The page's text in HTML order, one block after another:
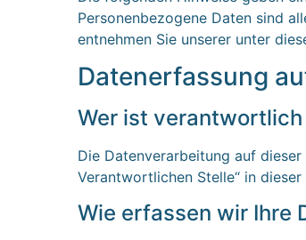
Personenbezogene Daten sind
entnehmen Sie unserer unter
Datenerfassung
Wer ist
Die Datenverarbeitung auf
Verantwortlichen Stelle“ in
Wie erfassen wir Ihre